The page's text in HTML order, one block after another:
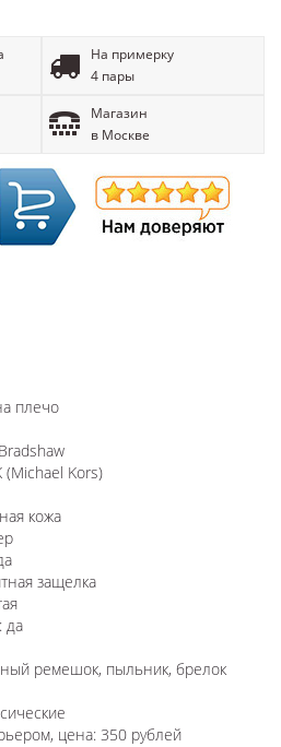
На примерку
4 пары
Магазин
в Москве
плечо
Kors)
кожа
защелка
да
ремешок, пыльник, брелок
цена: 350 рублей